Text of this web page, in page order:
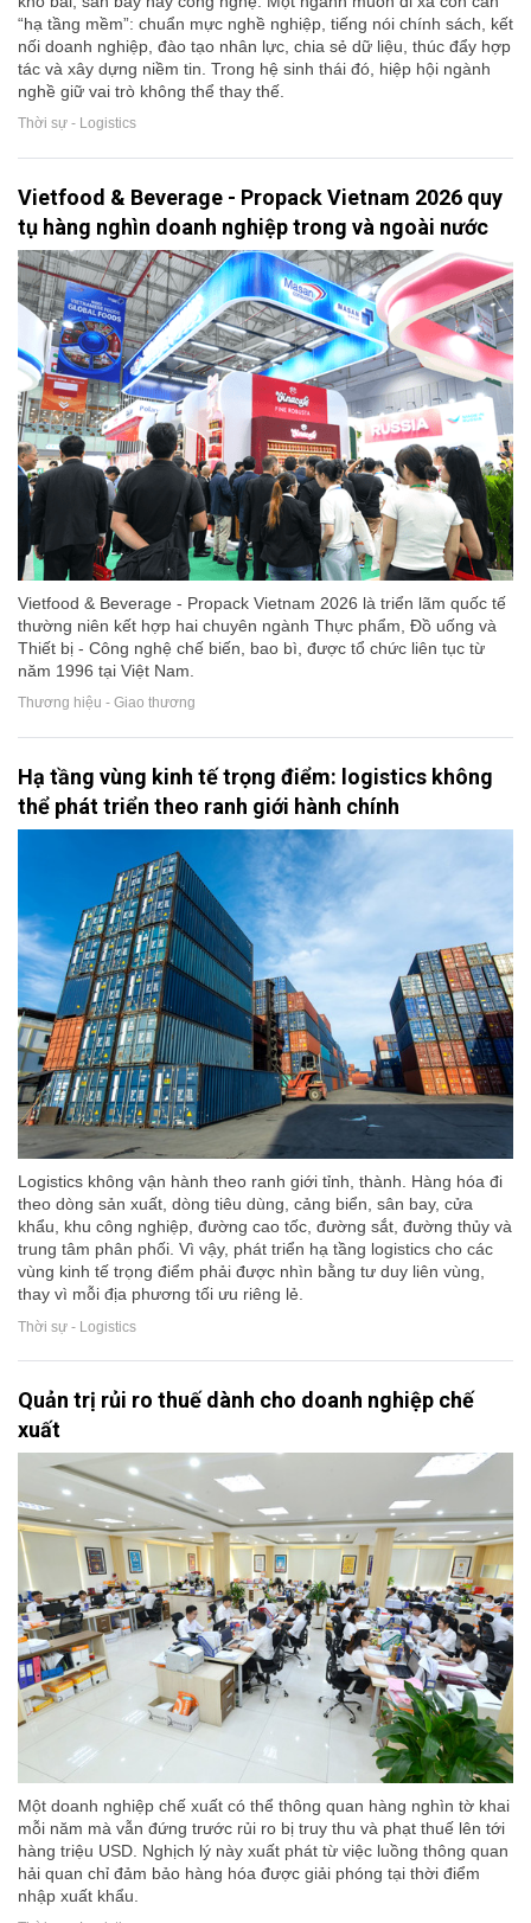
“hạ tầng mềm”: chuẩn mực nghề nghiệp, tiếng nói chính sách, kết
nối doanh nghiệp, đào tạo nhân lực, chia sẻ dữ liệu, thúc đẩy hợp
tác và xây dựng niềm tin. Trong hệ sinh thái đó, hiệp hội ngành
nghề giữ vai trò không thể thay thế.
Thời sự - Logistics
Vietfood & Beverage - Propack Vietnam 2026 quy
tụ hàng nghìn doanh nghiệp trong và ngoài nước
Vietfood & Beverage - Propack Vietnam 2026 là triển lãm quốc tế
thường niên kết hợp hai chuyên ngành Thực phẩm, Đồ uống và
Thiết bị - Công nghệ chế biến, bao bì, được tổ chức liên tục từ
năm 1996 tại Việt Nam.
Thương hiệu - Giao thương
Hạ tầng vùng kinh tế trọng điểm: logistics không
thể phát triển theo ranh giới hành chính
Logistics không vận hành theo ranh giới tỉnh, thành. Hàng hóa đi
theo dòng sản xuất, dòng tiêu dùng, cảng biển, sân bay, cửa
khẩu, khu công nghiệp, đường cao tốc, đường sắt, đường thủy và
trung tâm phân phối. Vì vậy, phát triển hạ tầng logistics cho các
vùng kinh tế trọng điểm phải được nhìn bằng tư duy liên vùng,
thay vì mỗi địa phương tối ưu riêng lẻ.
Thời sự - Logistics
Quản trị rủi ro thuế dành cho doanh nghiệp chế
xuất
Một doanh nghiệp chế xuất có thể thông quan hàng nghìn tờ khai
mỗi năm mà vẫn đứng trước rủi ro bị truy thu và phạt thuế lên tới
hàng triệu USD. Nghịch lý này xuất phát từ việc luồng thông quan
hải quan chỉ đảm bảo hàng hóa được giải phóng tại thời điểm
nhập xuất khẩu.